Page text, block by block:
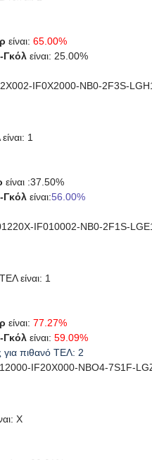
είναι: 65.00%
Γκόλ είναι: 25.00%
IF0X2000-NB0-2F3S-
1
είναι :37.50%
Γκόλ είναι:56.00%
IF010002-NB0-2F1S-
είναι: 1
είναι: 77.27%
Γκόλ είναι: 59.09%
για πιθανό ΤΕΛ: 2
IF20X000-NBO4-7S1F-
X